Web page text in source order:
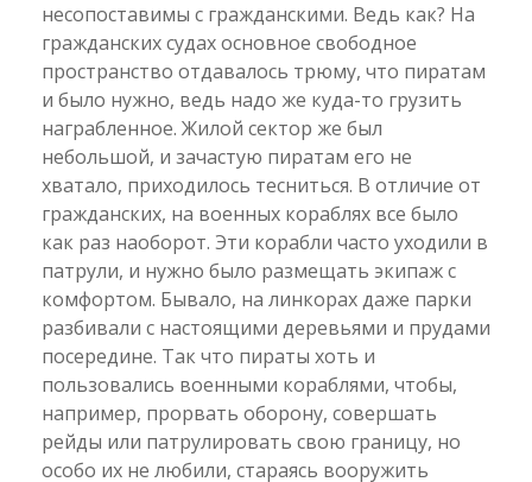
несопоставимы с гражданскими. Ведь как? На
гражданских судах основное свободное
пространство отдавалось трюму, что пиратам
и было нужно, ведь надо же куда-то грузить
награбленное. Жилой сектор же был
небольшой, и зачастую пиратам его не
хватало, приходилось тесниться. В отличие от
гражданских, на военных кораблях все было
как раз наоборот. Эти корабли часто уходили в
патрули, и нужно было размещать экипаж с
комфортом. Бывало, на линкорах даже парки
разбивали с настоящими деревьями и прудами
посередине. Так что пираты хоть и
пользовались военными кораблями, чтобы,
например, прорвать оборону, совершать
рейды или патрулировать свою границу, но
особо их не любили, стараясь вооружить